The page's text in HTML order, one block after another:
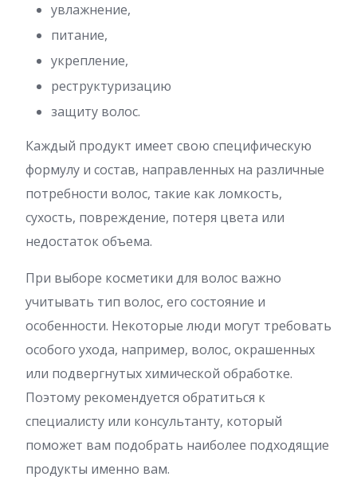
увлажнение,
питание,
укрепление,
реструктуризацию
защиту волос.
Каждый продукт имеет свою специфическую
формулу и состав, направленных на различные
потребности волос, такие как ломкость,
сухость, повреждение, потеря цвета или
недостаток объема.
При выборе косметики для волос важно
учитывать тип волос, его состояние и
особенности. Некоторые люди могут требовать
особого ухода, например, волос, окрашенных
или подвергнутых химической обработке.
Поэтому рекомендуется обратиться к
специалисту или консультанту, который
поможет вам подобрать наиболее подходящие
продукты именно вам.